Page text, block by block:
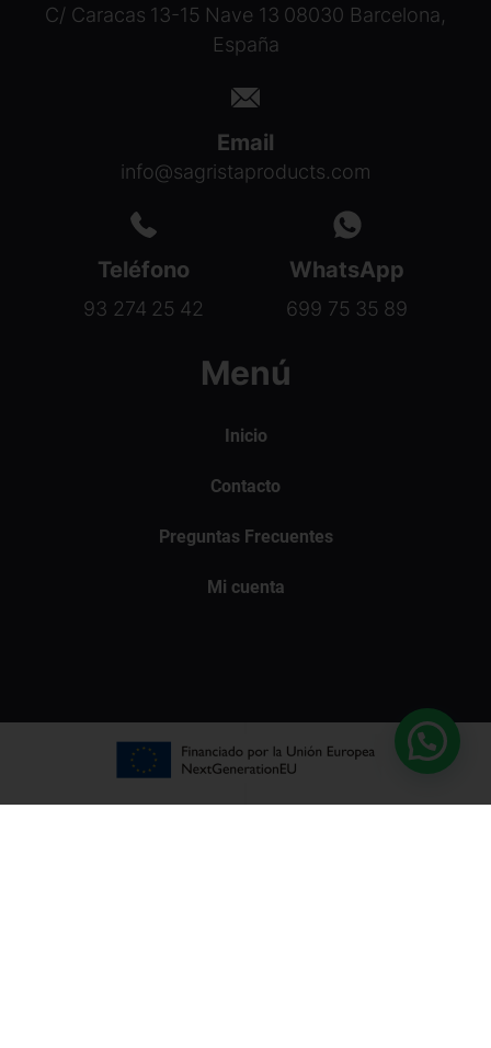
C/ Caracas 13-15 Nave 13 08030 Barcelona,
España
Email
info@sagristaproducts.com
Teléfono
93 274 25 42
WhatsApp
699 75 35 89
Menú
Inicio
Contacto
Preguntas Frecuentes
Mi cuenta